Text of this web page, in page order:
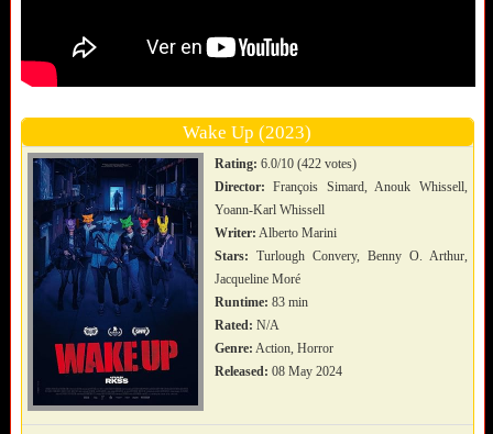
Wake Up (2023)
Rating: 6.0/10 (422 votes)
Director: François Simard, Anouk Whissell,
Yoann-Karl Whissell
Writer: Alberto Marini
Stars: Turlough Convery, Benny O. Arthur,
Jacqueline Moré
Runtime: 83 min
Rated: N/A
Genre: Action, Horror
Released: 08 May 2024